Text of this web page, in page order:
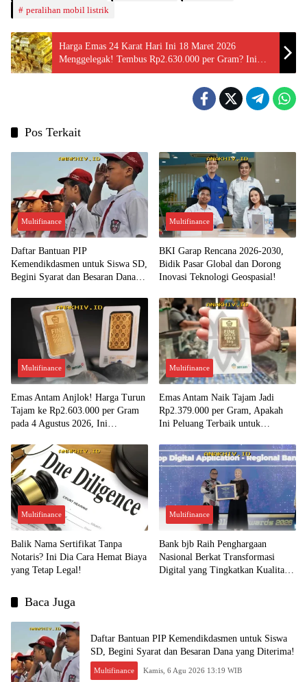
peralihan mobil listrik
Harga Emas 24 Karat Hari Ini 18 Maret 2026
Menggelegak! Tembus Rp2.630.000 per Gram? Ini
Dia Update Terbarunya!
Pos Terkait
Multifinance
Daftar Bantuan PIP
Kemendikdasmen untuk Siswa SD,
Begini Syarat dan Besaran Dana
Multifinance
BKI Garap Rencana 2026-2030,
Bidik Pasar Global dan Dorong
Inovasi Teknologi Geospasial!
Multifinance
Emas Antam Anjlok! Harga Turun
Tajam ke Rp2.603.000 per Gram
pada 4 Agustus 2026, Ini
Multifinance
Emas Antam Naik Tajam Jadi
Rp2.379.000 per Gram, Apakah
Ini Peluang Terbaik untuk
Multifinance
Balik Nama Sertifikat Tanpa
Notaris? Ini Dia Cara Hemat Biaya
yang Tetap Legal!
Multifinance
Bank bjb Raih Penghargaan
Nasional Berkat Transformasi
Digital yang Tingkatkan Kualitas
Baca Juga
Daftar Bantuan PIP Kemendikdasmen untuk Siswa
SD, Begini Syarat dan Besaran Dana yang Diterima!
Multifinance Kamis, 6 Agu 2026 13:19 WIB